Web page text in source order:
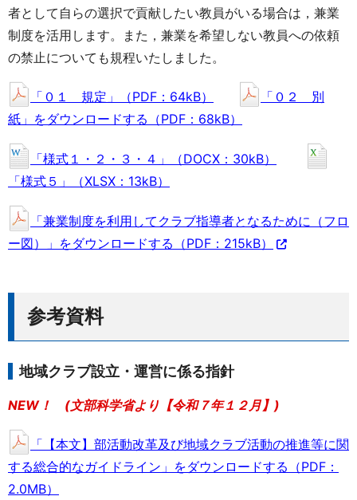
者として自らの選択で貢献したい教員がいる場合は，兼業
制度を活用します。また，兼業を希望しない教員への依頼
の禁止についても規程いたしました。
「０１ 規定」（PDF：64kB）
「０２ 別
紙」をダウンロードする（PDF：68kB）
「様式１・２・３・４」（DOCX：30kB）
「様式５」（XLSX：13kB）
「兼業制度を利用してクラブ指導者となるために（フロ
ー図）」をダウンロードする（PDF：215kB）
参考資料
地域クラブ設立・運営に係る指針
NEW！ (文部科学省より【令和７年１２月】)
「【本文】部活動改革及び地域クラブ活動の推進等に関
する総合的なガイドライン」をダウンロードする（PDF：
2.0MB）